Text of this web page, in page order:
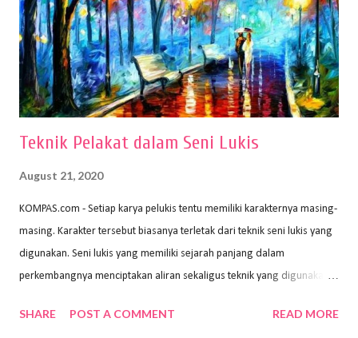
adalah tidak mudah sobek, mengingat menggambar merupakan
proses menggores dan menghapus. Kertas adalah bahan yang paling
ideal digunakan untuk menggambar. Dalam menggambar
menggunakan pen...
Teknik Pelakat dalam Seni Lukis
August 21, 2020
KOMPAS.com - Setiap karya pelukis tentu memiliki karakternya masing-
masing. Karakter tersebut biasanya terletak dari teknik seni lukis yang
digunakan. Seni lukis yang memiliki sejarah panjang dalam
perkembangnya menciptakan aliran sekaligus teknik yang digunakan.
Wayan Kun Adnyana, teknik yang berbeda tentunya akan
SHARE POST A COMMENT READ MORE